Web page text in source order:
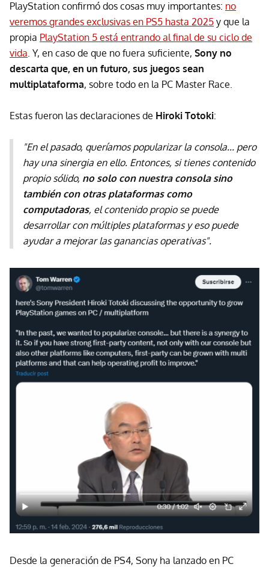
PlayStation confirmó dos cosas muy importantes: no
veremos grandes exclusivas en PS5 hasta 2025 y que la
propia PlayStation 5 está entrando al final de su ciclo de
vida. Y, en caso de que no fuera suficiente, Sony no
descarta que, en un futuro, sus juegos sean
multiplataforma, sobre todo en la PC Master Race.
Estas fueron las declaraciones de Hiroki Totoki:
"En el pasado, queríamos popularizar la consola... pero
hay una sinergia en ello. Entonces, si tienes contenido
propio sólido, no solo con nuestra consola sino
también con otras plataformas como
computadoras, el contenido propio se puede
desarrollar con múltiples plataformas y eso puede
ayudar a mejorar las ganancias operativas".
Desde la generación de PS4, Sony ha lanzado en PC